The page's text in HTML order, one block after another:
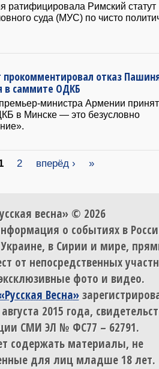
ратифицировала Римский статут
суда (МУС) по чисто
прокомментировал отказ
в саммите ОДКБ
министра Армении
в Минске — это безусловно
2 вперёд › »
весна» © 2026
о событиях в
в Сирии и мире,
от непосредственных
фото и видео.
Весна»
2015 года,
СМИ ЭЛ № ФС77 – 62791.
содержать материалы, не
для лиц младше 18 лет.